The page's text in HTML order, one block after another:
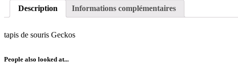
Description Informations complémentaires
tapis de souris Geckos
People also looked at...